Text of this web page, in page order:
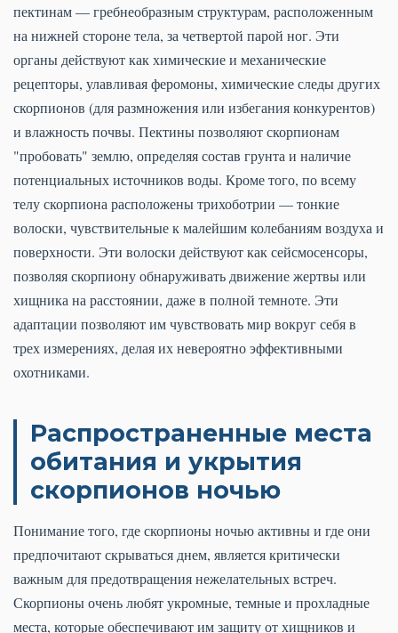
пектинам — гребнеобразным структурам, расположенным
на нижней стороне тела, за четвертой парой ног. Эти
органы действуют как химические и механические
рецепторы, улавливая феромоны, химические следы других
скорпионов (для размножения или избегания конкурентов)
и влажность почвы. Пектины позволяют скорпионам
"пробовать" землю, определяя состав грунта и наличие
потенциальных источников воды. Кроме того, по всему
телу скорпиона расположены трихоботрии — тонкие
волоски, чувствительные к малейшим колебаниям воздуха и
поверхности. Эти волоски действуют как сейсмосенсоры,
позволяя скорпиону обнаруживать движение жертвы или
хищника на расстоянии, даже в полной темноте. Эти
адаптации позволяют им чувствовать мир вокруг себя в
трех измерениях, делая их невероятно эффективными
охотниками.
Распространенные места
обитания и укрытия
скорпионов ночью
Понимание того, где скорпионы ночью активны и где они
предпочитают скрываться днем, является критически
важным для предотвращения нежелательных встреч.
Скорпионы очень любят укромные, темные и прохладные
места, которые обеспечивают им защиту от хищников и